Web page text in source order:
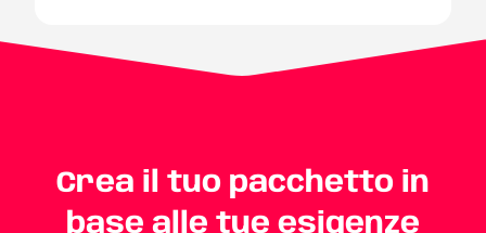
Crea il tuo pacchetto in
base alle tue esigenze